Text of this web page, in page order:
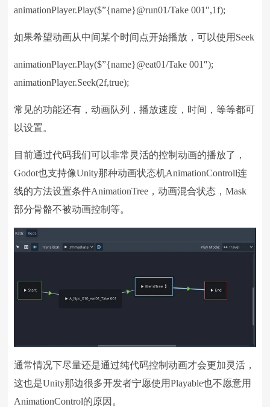
animationPlayer.Play($”{name}@run01/Take 001″,1f);
如果希望动画从中间某个时间点开始播放，可以使用Seek
animationPlayer.Play($”{name}@eat01/Take 001″);
animationPlayer.Seek(2f,true);
常见的功能还有，动画队列，播放速度，时间，等等都可
以设置。
目前通过代码我们可以非常灵活的控制动画的播放了，
Godot也支持像Unity那种动画状态机AnimationControll连
线的方法设置条件AnimationTree，动画混合状态，Mask
部分骨骼不被动画控制等。
通常情况下尽量还是通过纯代码控制动画才会更加灵活，
这也是Unity那边很多开发者宁愿使用Playable也不愿意用
AnimationControl的原因。